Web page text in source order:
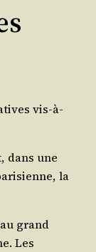
vis-à-
dans une
la
grand
Les